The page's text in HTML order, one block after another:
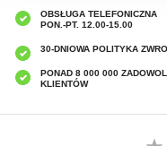
OBSŁUGA TELEFONICZNA
PON.-PT. 12.00-15.00
30-DNIOWA POLITYKA
PONAD 8 000 000
KLIENTÓW